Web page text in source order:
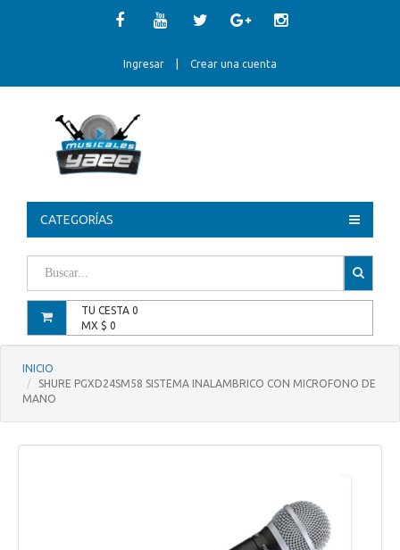
Ingresar Crear una cuenta
CATEGORÍAS
TU CESTA 0
MX $ 0
INICIO
SHURE PGXD24SM58 SISTEMA INALAMBRICO CON MICROFONO DE
MANO